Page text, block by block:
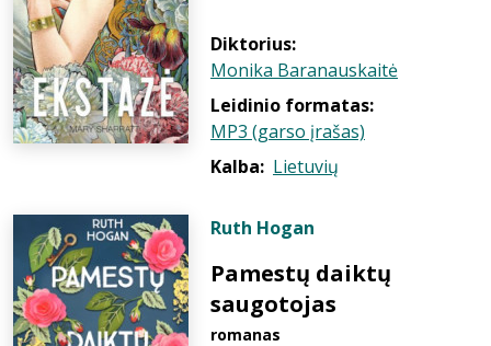
Diktorius:
Monika Baranauskaitė
Leidinio formatas:
MP3 (garso įrašas)
Kalba: Lietuvių
Ruth Hogan
Pamestų daiktų
saugotojas
romanas